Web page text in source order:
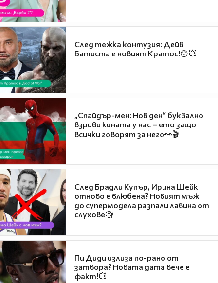
След тежка контузия: Дейв
Батиста е новият Кратос!😯💥
„Спайдър-мен: Нов ден“ буквално
взриви кината у нас – ето защо
всички говорят за него👀🎬
След Брадли Купър, Ирина Шейк
отново е влюбена? Новият мъж
до супермодела разпали лавина от
слухове🧐
Пи Диди излиза по-рано от
затвора? Новата дата вече е
факт!💥